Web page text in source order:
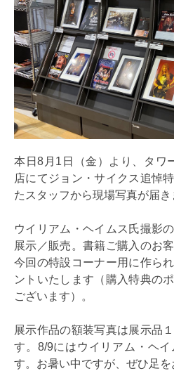
本日8月1日（金）より、タワ
店にてジョン・サイクス追悼
たスタッフから現場写真が届き
ウイリアム・ヘイムス氏撮影
展示／販売。書籍ご購入のお
今回の特設コーナー用に作ら
ントいたします（購入特典の
ございます）。
展示作品の額装写真は展示品
す。8/9にはウイリアム・ヘ
す。お暑い中ですが、ぜひ足を